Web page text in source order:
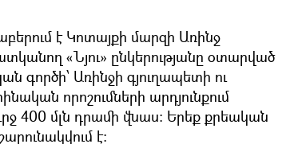
է Կոտայքի մարզի Առինջ
«Նյու» ընկերությանը օտարված
գործի՝ Առինջի գյուղապետի ու
որոշումների արդյունքում
400 մլն դրամի վնաս: Երեք քրեական
է: